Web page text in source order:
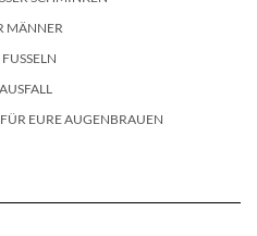
MÄNNER
EURE AUGENBRAUEN